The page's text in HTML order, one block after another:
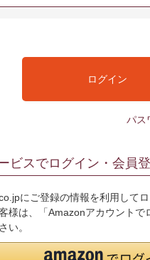
必
ログイン
パス
ビスでログイン・会員
にご登録の情報を利用して
様は、「Amazonアカウントで
い。